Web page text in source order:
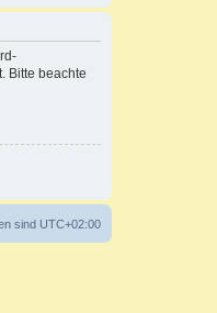
Bitte beachte
sind UTC+02:00